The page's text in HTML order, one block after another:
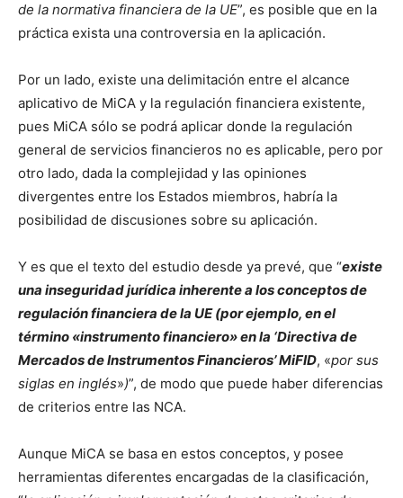
de la normativa financiera de la UE”, es posible que en la
práctica exista una controversia en la aplicación.
Por un lado, existe una delimitación entre el alcance
aplicativo de MiCA y la regulación financiera existente,
pues MiCA sólo se podrá aplicar donde la regulación
general de servicios financieros no es aplicable, pero por
otro lado, dada la complejidad y las opiniones
divergentes entre los Estados miembros, habría la
posibilidad de discusiones sobre su aplicación.
Y es que el texto del estudio desde ya prevé, que “existe
una inseguridad jurídica inherente a los conceptos de
regulación financiera de la UE (por ejemplo, en el
término «instrumento financiero» en la ‘Directiva de
Mercados de Instrumentos Financieros’ MiFID, «por sus
siglas en inglés»)”, de modo que puede haber diferencias
de criterios entre las NCA.
Aunque MiCA se basa en estos conceptos, y posee
herramientas diferentes encargadas de la clasificación,